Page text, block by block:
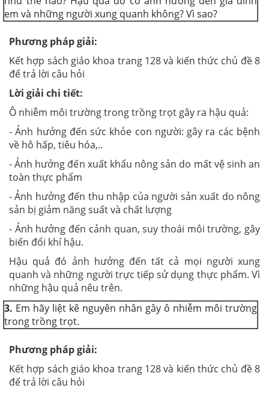
em và những người xung quanh không? Vì sao?
Phương pháp giải:
Kết hợp sách giáo khoa trang 128 và kiến thức chủ đề 8
để trả lời câu hỏi
Lời giải chi tiết:
Ô nhiễm môi trường trong trồng trọt gây ra hậu quả:
- Ảnh hưởng đến sức khỏe con người: gây ra các bệnh
về hô hấp, tiêu hóa,..
- Ảnh hưởng đến xuất khẩu nông sản do mất vệ sinh an
toàn thực phẩm
- Ảnh hưởng đến thu nhập của người sản xuất do nông
sản bị giảm năng suất và chất lượng
- Ảnh hưởng đến cảnh quan, suy thoái môi trường, gây
biến đổi khí hậu.
Hậu quả đó ảnh hưởng đến tất cả mọi người xung
quanh và những người trực tiếp sử dụng thực phẩm. Vì
những hậu quả nêu trên.
3. Em hãy liệt kê nguyên nhân gây ô nhiễm môi trường
trong trồng trọt.
Phương pháp giải:
Kết hợp sách giáo khoa trang 128 và kiến thức chủ đề 8
để trả lời câu hỏi